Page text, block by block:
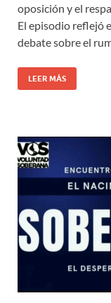
oposición y el
El episodio reflejó
debate sobre el
LEER MÁS